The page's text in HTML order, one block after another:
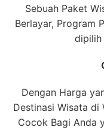
Sebuah Paket
Berlayar, Program
dipilih
Dengan Harga
Destinasi Wisata di
Cocok Bagi Anda